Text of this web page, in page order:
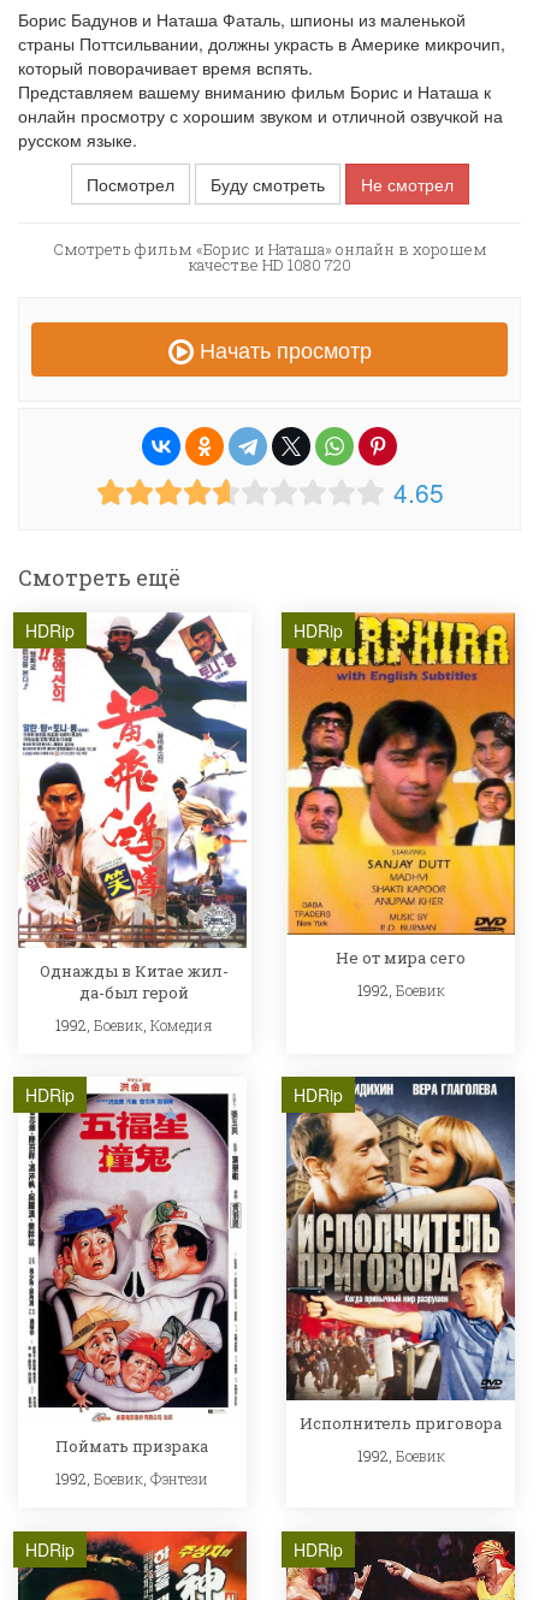
Борис Бадунов и Наташа Фаталь, шпионы из маленькой
страны Поттсильвании, должны украсть в Америке микрочип,
который поворачивает время вспять.
Представляем вашему вниманию фильм Борис и Наташа к
онлайн просмотру с хорошим звуком и отличной озвучкой на
русском языке.
Посмотрел
Буду смотреть Не смотрел
Смотреть фильм «Борис и Наташа» онлайн в хорошем
качестве HD 1080 720
Начать просмотр
4.65
Смотреть ещё
HDRip
Однажды в Китае жил-
да-был герой
1992,Боевик ,Комедия
HDRip
Не от мира сего
1992, Боевик
HDRip
Поймать призрака
1992,Боевик,Фэнтези
HDRip
Исполнитель приговора
1992, Боевик
HDRip HDRip